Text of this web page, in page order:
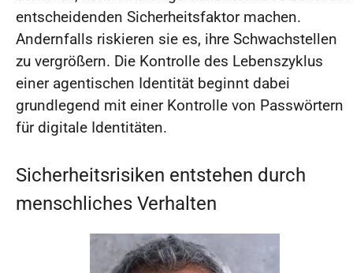
entscheidenden Sicherheitsfaktor machen.
Andernfalls riskieren sie es, ihre Schwachstellen
zu vergrößern. Die Kontrolle des Lebenszyklus
einer agentischen Identität beginnt dabei
grundlegend mit einer Kontrolle von Passwörtern
für digitale Identitäten.
Sicherheitsrisiken entstehen durch
menschliches Verhalten